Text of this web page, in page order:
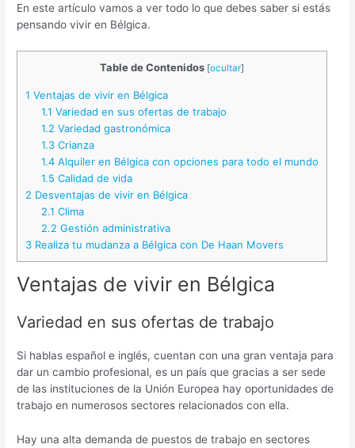
En este artículo vamos a ver todo lo que debes saber si estás
pensando vivir en Bélgica.
Table de Contenidos [ocultar]
1 Ventajas de vivir en Bélgica
1.1 Variedad en sus ofertas de trabajo
1.2 Variedad gastronómica
1.3Crianza
1.4Alquiler en Bélgica con opciones para todo el mundo
1.5 Calidad de vida
2 Desventajas de vivir en Bélgica
2.1 Clima
2.2 Gestión administrativa
3 Realiza tu mudanza a Bélgica con De Haan Movers
Ventajas de vivir en Bélgica
Variedad en sus ofertas de trabajo
Si hablas español e inglés, cuentan con una gran ventaja para
dar un cambio profesional, es un país que gracias a ser sede
de las instituciones de la Unión Europea hay oportunidades de
trabajo en numerosos sectores relacionados con ella.
Hay una alta demanda de puestos de trabajo en sectores